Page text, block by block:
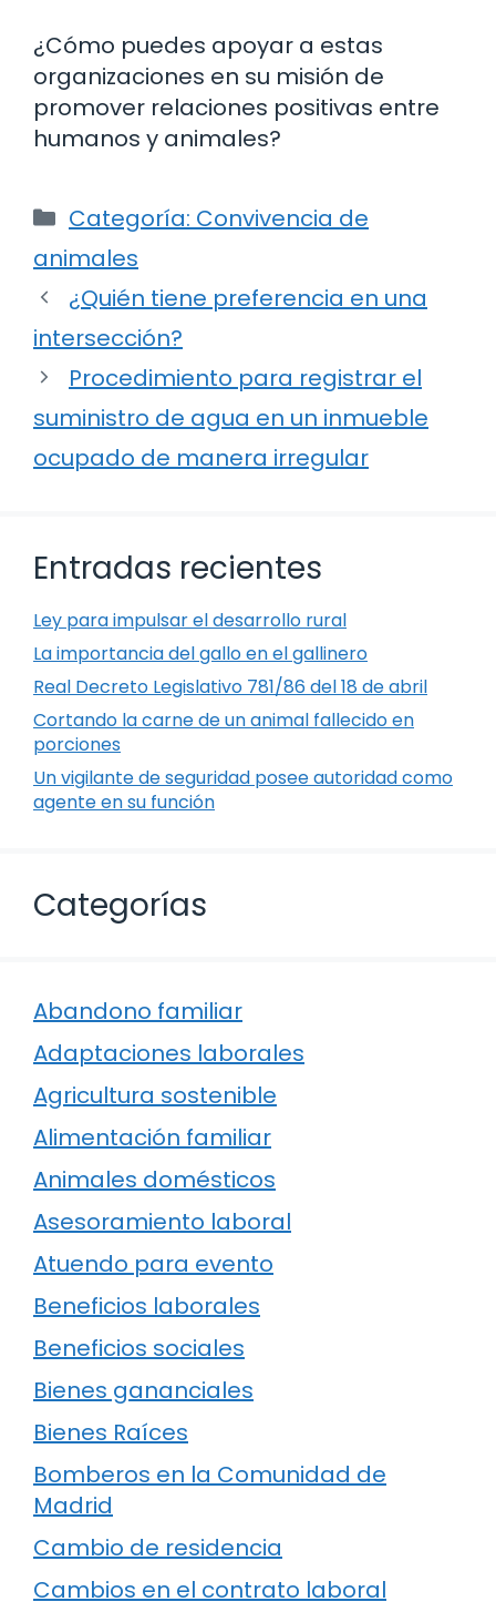
¿Cómo puedes apoyar a estas
organizaciones en su misión de
promover relaciones positivas entre
humanos y animales?
Categorías
Categoría: Convivencia de
animales
¿Quién tiene preferencia en una
intersección?
Procedimiento para registrar el
suministro de agua en un inmueble
ocupado de manera irregular
Entradas recientes
Ley para impulsar el desarrollo rural
La importancia del gallo en el gallinero
Real Decreto Legislativo 781/86 del 18 de abril
Cortando la carne de un animal fallecido en
porciones
Un vigilante de seguridad posee autoridad como
agente en su función
Categorías
Abandono familiar
Adaptaciones laborales
Agricultura sostenible
Alimentación familiar
Animales domésticos
Asesoramiento laboral
Atuendo para evento
Beneficios laborales
Beneficios sociales
Bienes gananciales
Bienes Raíces
Bomberos en la Comunidad de
Madrid
Cambio de residencia
Cambios en el contrato laboral